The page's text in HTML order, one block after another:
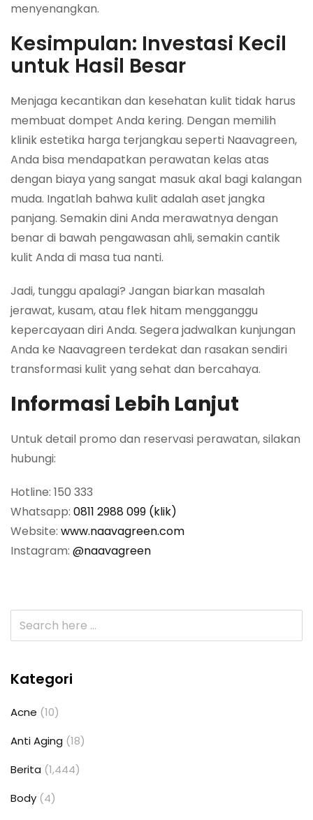
menyenangkan.
Kesimpulan: Investasi Kecil
untuk Hasil Besar
Menjaga kecantikan dan kesehatan kulit tidak harus
membuat dompet Anda kering. Dengan memilih
klinik estetika harga terjangkau seperti Naavagreen,
Anda bisa mendapatkan perawatan kelas atas
dengan biaya yang sangat masuk akal bagi kalangan
muda. Ingatlah bahwa kulit adalah aset jangka
panjang. Semakin dini Anda merawatnya dengan
benar di bawah pengawasan ahli, semakin cantik
kulit Anda di masa tua nanti.
Jadi, tunggu apalagi? Jangan biarkan masalah
jerawat, kusam, atau flek hitam mengganggu
kepercayaan diri Anda. Segera jadwalkan kunjungan
Anda ke Naavagreen terdekat dan rasakan sendiri
transformasi kulit yang sehat dan bercahaya.
Informasi Lebih Lanjut
Untuk detail promo dan reservasi perawatan, silakan
hubungi:
Hotline: 150 333
Whatsapp: 0811 2988 099 (klik)
Website: www.naavagreen.com
Instagram: @naavagreen
Kategori
Acne (10)
Anti Aging (18)
Berita (1,444)
Body (4)